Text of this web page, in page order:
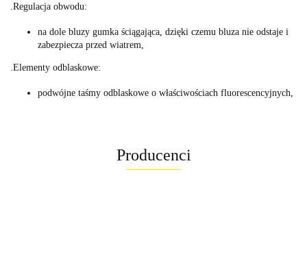
.Regulacja obwodu:
na dole bluzy gumka ściągająca, dzięki czemu bluza nie odstaje i
zabezpiecza przed wiatrem,
.Elementy odblaskowe:
podwójne taśmy odblaskowe o właściwościach fluorescencyjnych,
Producenci